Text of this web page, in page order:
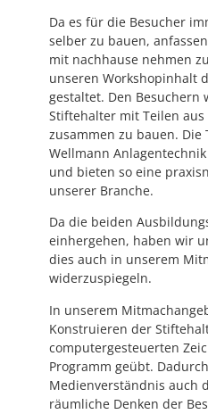
Da es für die Besucher
selber zu bauen,
mit nachhause nehmen
unseren Workshopinhalt
gestaltet. Den Besuchern
Stiftehalter mit Teilen
zusammen zu bauen. Die
Wellmann
und bieten so eine
unserer Branche.
Da die beiden
einhergehen, haben wir
dies auch in unserem
widerzuspiegeln.
In unserem
Konstruieren der
computergesteuerten
Programm geübt.
Medienverständnis auch
räumliche Denken der